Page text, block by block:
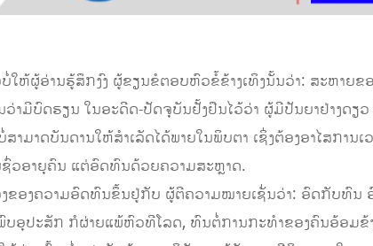
ບໍ່ໃຫ້ຜູ້ອ່ານຮູ້ສຶກງົງ ຜູ້ຂຽນຂໍຕອບຫົວຂໍ້ຂ້າງເທິງນັ້ນວ່າ: ສະຫາ
າມີບົດຮຽນ ໃນອະດີດ-ປັດຈຸບັນຢັ້ງຢືນໄວ້ວ່າ ຜູ້ມີປັນຍາຢ່າງດຽວ
າມາດບັນດານໃຫ້ສຳເລັດໄດ້ພາຍໃນພິບຕາ ເຊິ່ງຕ້ອງອາໄສກາ
ຊົ່ວອາຍຸຄົນ ແຕ່ອົດທົນດ້ວຍຄວາມສະຫຼາດ.
ງຂອງຄວາມອົດທົນຂຶ້ນຢູ່ກັບ ຜູ້ຕີຄວາມໝາຍເຊັ່ນວ່າ: ອົດກັບທົນ
ບອຸປະສັກ ກໍຜ່າຍແພ້ຫົວທີໂລດ, ທົນຕໍ່ການກະທຳຂອງຄົນອ້ອມ